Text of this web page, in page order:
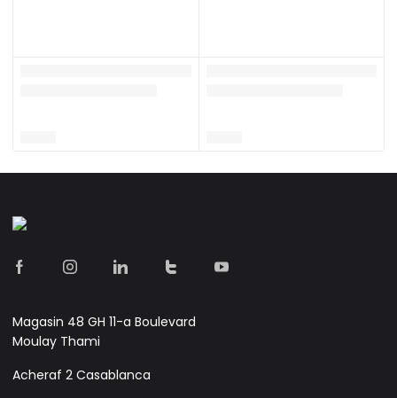
Magasin 48 GH 11-a Boulevard
Moulay Thami
Acheraf 2 Casablanca